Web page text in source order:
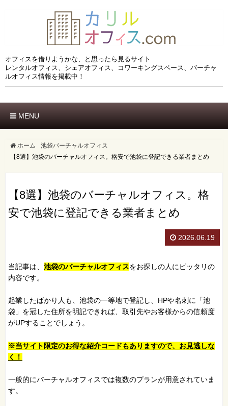
オフィスを借りようかな、と思ったら見るサイト
レンタルオフィス、シェアオフィス、コワーキングスペース、バーチャ
ルオフィス情報を掲載中！
MENU
市区でさがす 沿線でさがす
特徴でさがす
ホーム
池袋バーチャルオフィス
【8選】池袋のバーチャルオフィス。格安で池袋に登記できる業者まとめ
【8選】池袋のバーチャルオフィス。格
安で池袋に登記できる業者まとめ
2026.06.19
当記事は、 池袋のバーチャルオフィスをお探しの人にピッタリの
内容です。
起業したばかり人も、池袋の一等地で登記し、HPや名刺に「池
袋」を冠した住所を明記できれば、取引先やお客様からの信頼度
がUPすることでしょう。
※当サイト限定のお得な紹介コードもありますので、お見逃しな
く！
一般的にバーチャルオフィスでは複数のプランが用意されていま
す。